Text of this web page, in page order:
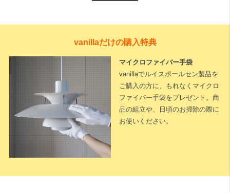
vanillaだけの購入特典
マイクロファイバー手袋
vanillaでルイスポールセン製品を
ご購入の方に、もれなくマイクロ
ファイバー手袋をプレゼント。商
品の組立や、日頃のお掃除の際に
お使いください。